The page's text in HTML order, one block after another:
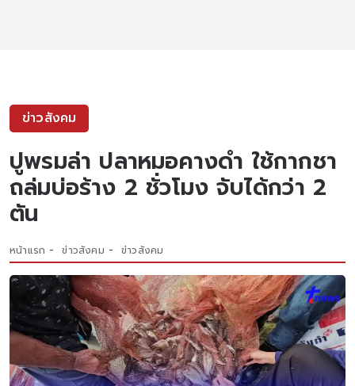
ข่าวสังคม
ปูพรมล่า ปลาหมอคางดำ ใช้กากชา
ถล่มบ่อร้าง 2 ชั่วโมง จับได้กว่า 2
ตัน
หน้าแรก ข่าวสังคม ข่าวสังคม